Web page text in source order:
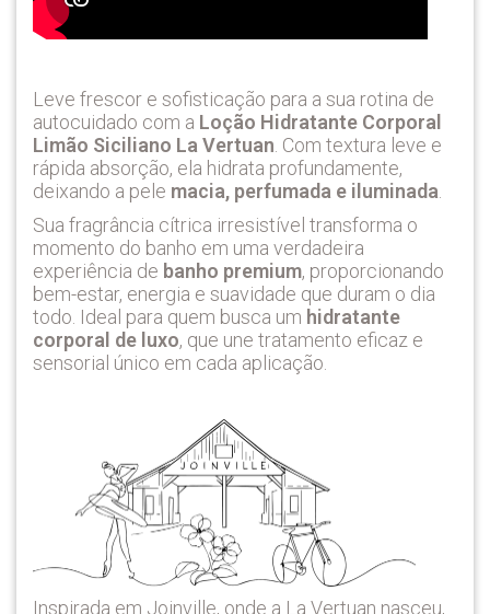
Leve frescor e sofisticação para a sua rotina de
autocuidado com a Loção Hidratante Corporal
Limão Siciliano La Vertuan . Com textura leve e
rápida absorção, ela hidrata profundamente,
deixando a pele macia, perfumada e iluminada
Sua fragrância cítrica irresistível transforma o
momento do banho em uma verdadeira
experiência de banho premium, proporcionando
bem-estar, energia e suavidade que duram o dia
todo. Ideal para quem busca um hidratante
corporal de luxo, que une tratamento eficaz e
sensorial único em cada aplicação.
Inspirada em Joinville, onde a La Vertuan nasceu,